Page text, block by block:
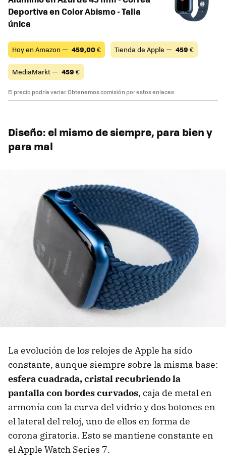
Deportiva en Color Abismo - Talla
única
Hoy en Amazon — 459,00€ Tienda de Apple — 459 €
MediaMarkt — 459 €
El precio podría variar. Obtenemos comisión por estos enlaces
Diseño: el mismo de siempre, para bien y
para mal
La evolución de los relojes de Apple ha sido
constante, aunque siempre sobre la misma base:
esfera cuadrada, cristal recubriendo la
pantalla con bordes curvados, caja de metal en
armonía con la curva del vidrio y dos botones en
el lateral del reloj, uno de ellos en forma de
corona giratoria. Esto se mantiene constante en
el Apple Watch Series 7.